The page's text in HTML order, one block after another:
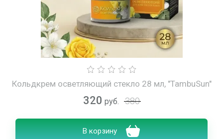
Кольдкрем осветляющий стекло 28 мл, "TambuSun"
320 руб. 380
В корзину